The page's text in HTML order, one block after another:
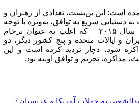
است: این بن‌بست، تعدادی از رهبران و
دستیابی سریع به توافق، به‌ویژه با توجه
به اینکه توافق هسته‌ای سال ۲۰۱۵ – که اغلب به عنوان برجام
و ایالات متحده و پنج کشور دیگر، دو
شود، دچار تردید کرده است و این
مذاکره، تحریم و توافق اولیه بود.
به حملات آمریکا و عربستان /